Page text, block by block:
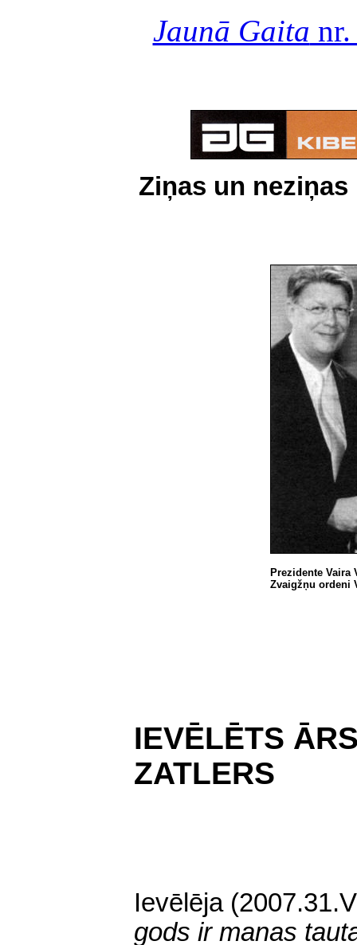
Jaunā Gaita
Ziņas un
Prezidente Vaira
Zvaigžņu ordeni
IEVĒLĒTS
ZATLERS
Ievēlēja
gods ir manas